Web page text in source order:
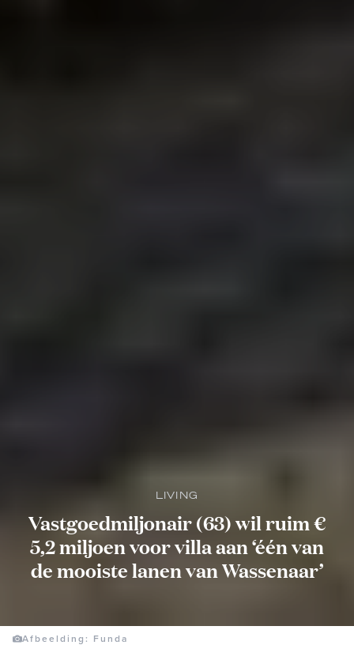
LIVING
Vastgoedmiljonair (63) wil ruim €
5,2 miljoen voor villa aan ‘één van
de mooiste lanen van Wassenaar’
Afbeelding: Funda